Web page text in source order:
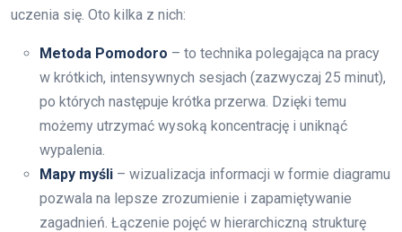
uczenia się. Oto kilka z nich:
Metoda Pomodoro – to technika polegająca na pracy
w krótkich, intensywnych sesjach (zazwyczaj 25 minut),
po których następuje krótka przerwa. Dzięki temu
możemy utrzymać wysoką koncentrację i uniknąć
wypalenia.
Mapy myśli – wizualizacja informacji w formie diagramu
pozwala na lepsze zrozumienie i zapamiętywanie
zagadnień. Łączenie pojęć w hierarchiczną strukturę